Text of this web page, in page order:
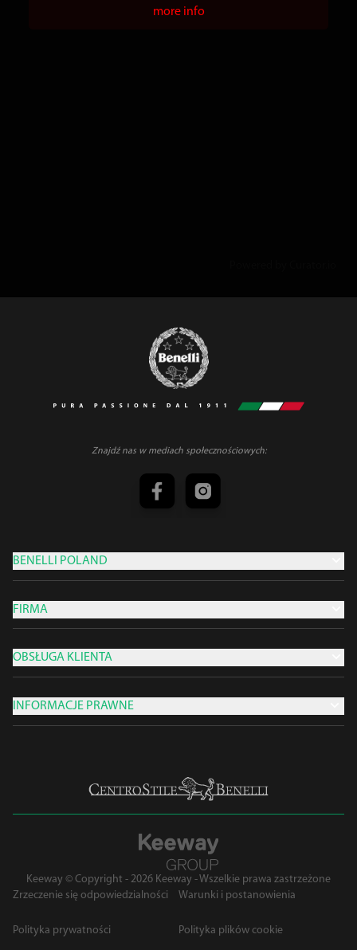
more info
Znajdź nas w mediach społecznościowych:
BENELLI POLAND
FIRMA
OBSŁUGA KLIENTA
INFORMACJE PRAWNE
Keeway © Copyright - 2026 Keeway - Wszelkie prawa zastrzeżone
Zrzeczenie się odpowiedzialności
Warunki i postanowienia
Polityka prywatności Polityka plików cookie